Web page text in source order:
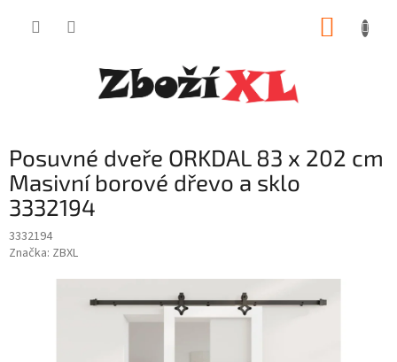
Posuvné dveře ORKDAL 83 x 202 cm
Masivní borové dřevo a sklo
3332194
3332194
Značka: ZBXL